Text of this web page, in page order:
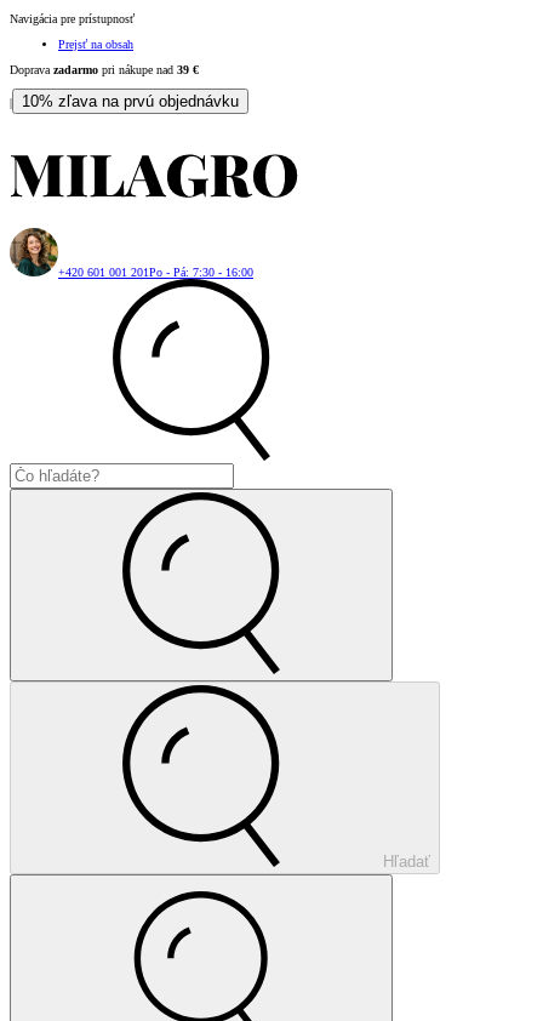
Navigácia pre prístupnosť
Prejsť na obsah
Doprava zadarmo pri nákupe nad 39 €
| 10% zľava na prvú objednávku
+420 601 001 201Po - Pá: 7:30 - 16:00
Hľadať